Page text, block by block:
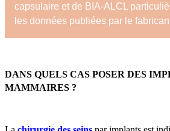
capsulaire et de BIA-ALCL
les données publiées par le
DANS QUELS CAS POSER DES
MAMMAIRES ?